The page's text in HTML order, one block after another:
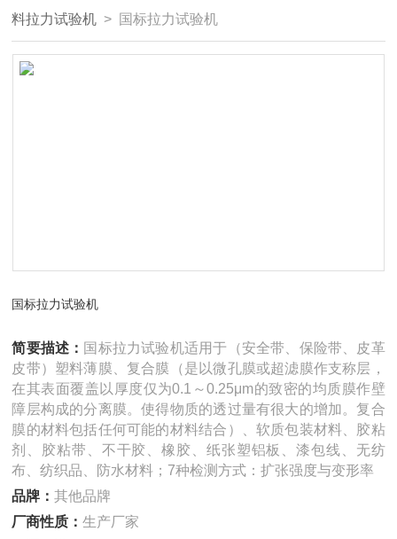
料拉力试验机 > 国标拉力试验机
国标拉力试验机
简要描述： 国标拉力试验机适用于（安全带、保险带、皮革
皮带）塑料薄膜、复合膜（是以微孔膜或超滤膜作支称层，
在其表面覆盖以厚度仅为0.1～0.25μm的致密的均质膜作壁
障层构成的分离膜。使得物质的透过量有很大的增加。复合
膜的材料包括任何可能的材料结合）、软质包装材料、胶粘
剂、胶粘带、不干胶、橡胶、纸张塑铝板、漆包线、无纺
布、纺织品、防水材料；7种检测方式：扩张强度与变形率
品牌：其他品牌
厂商性质：生产厂家